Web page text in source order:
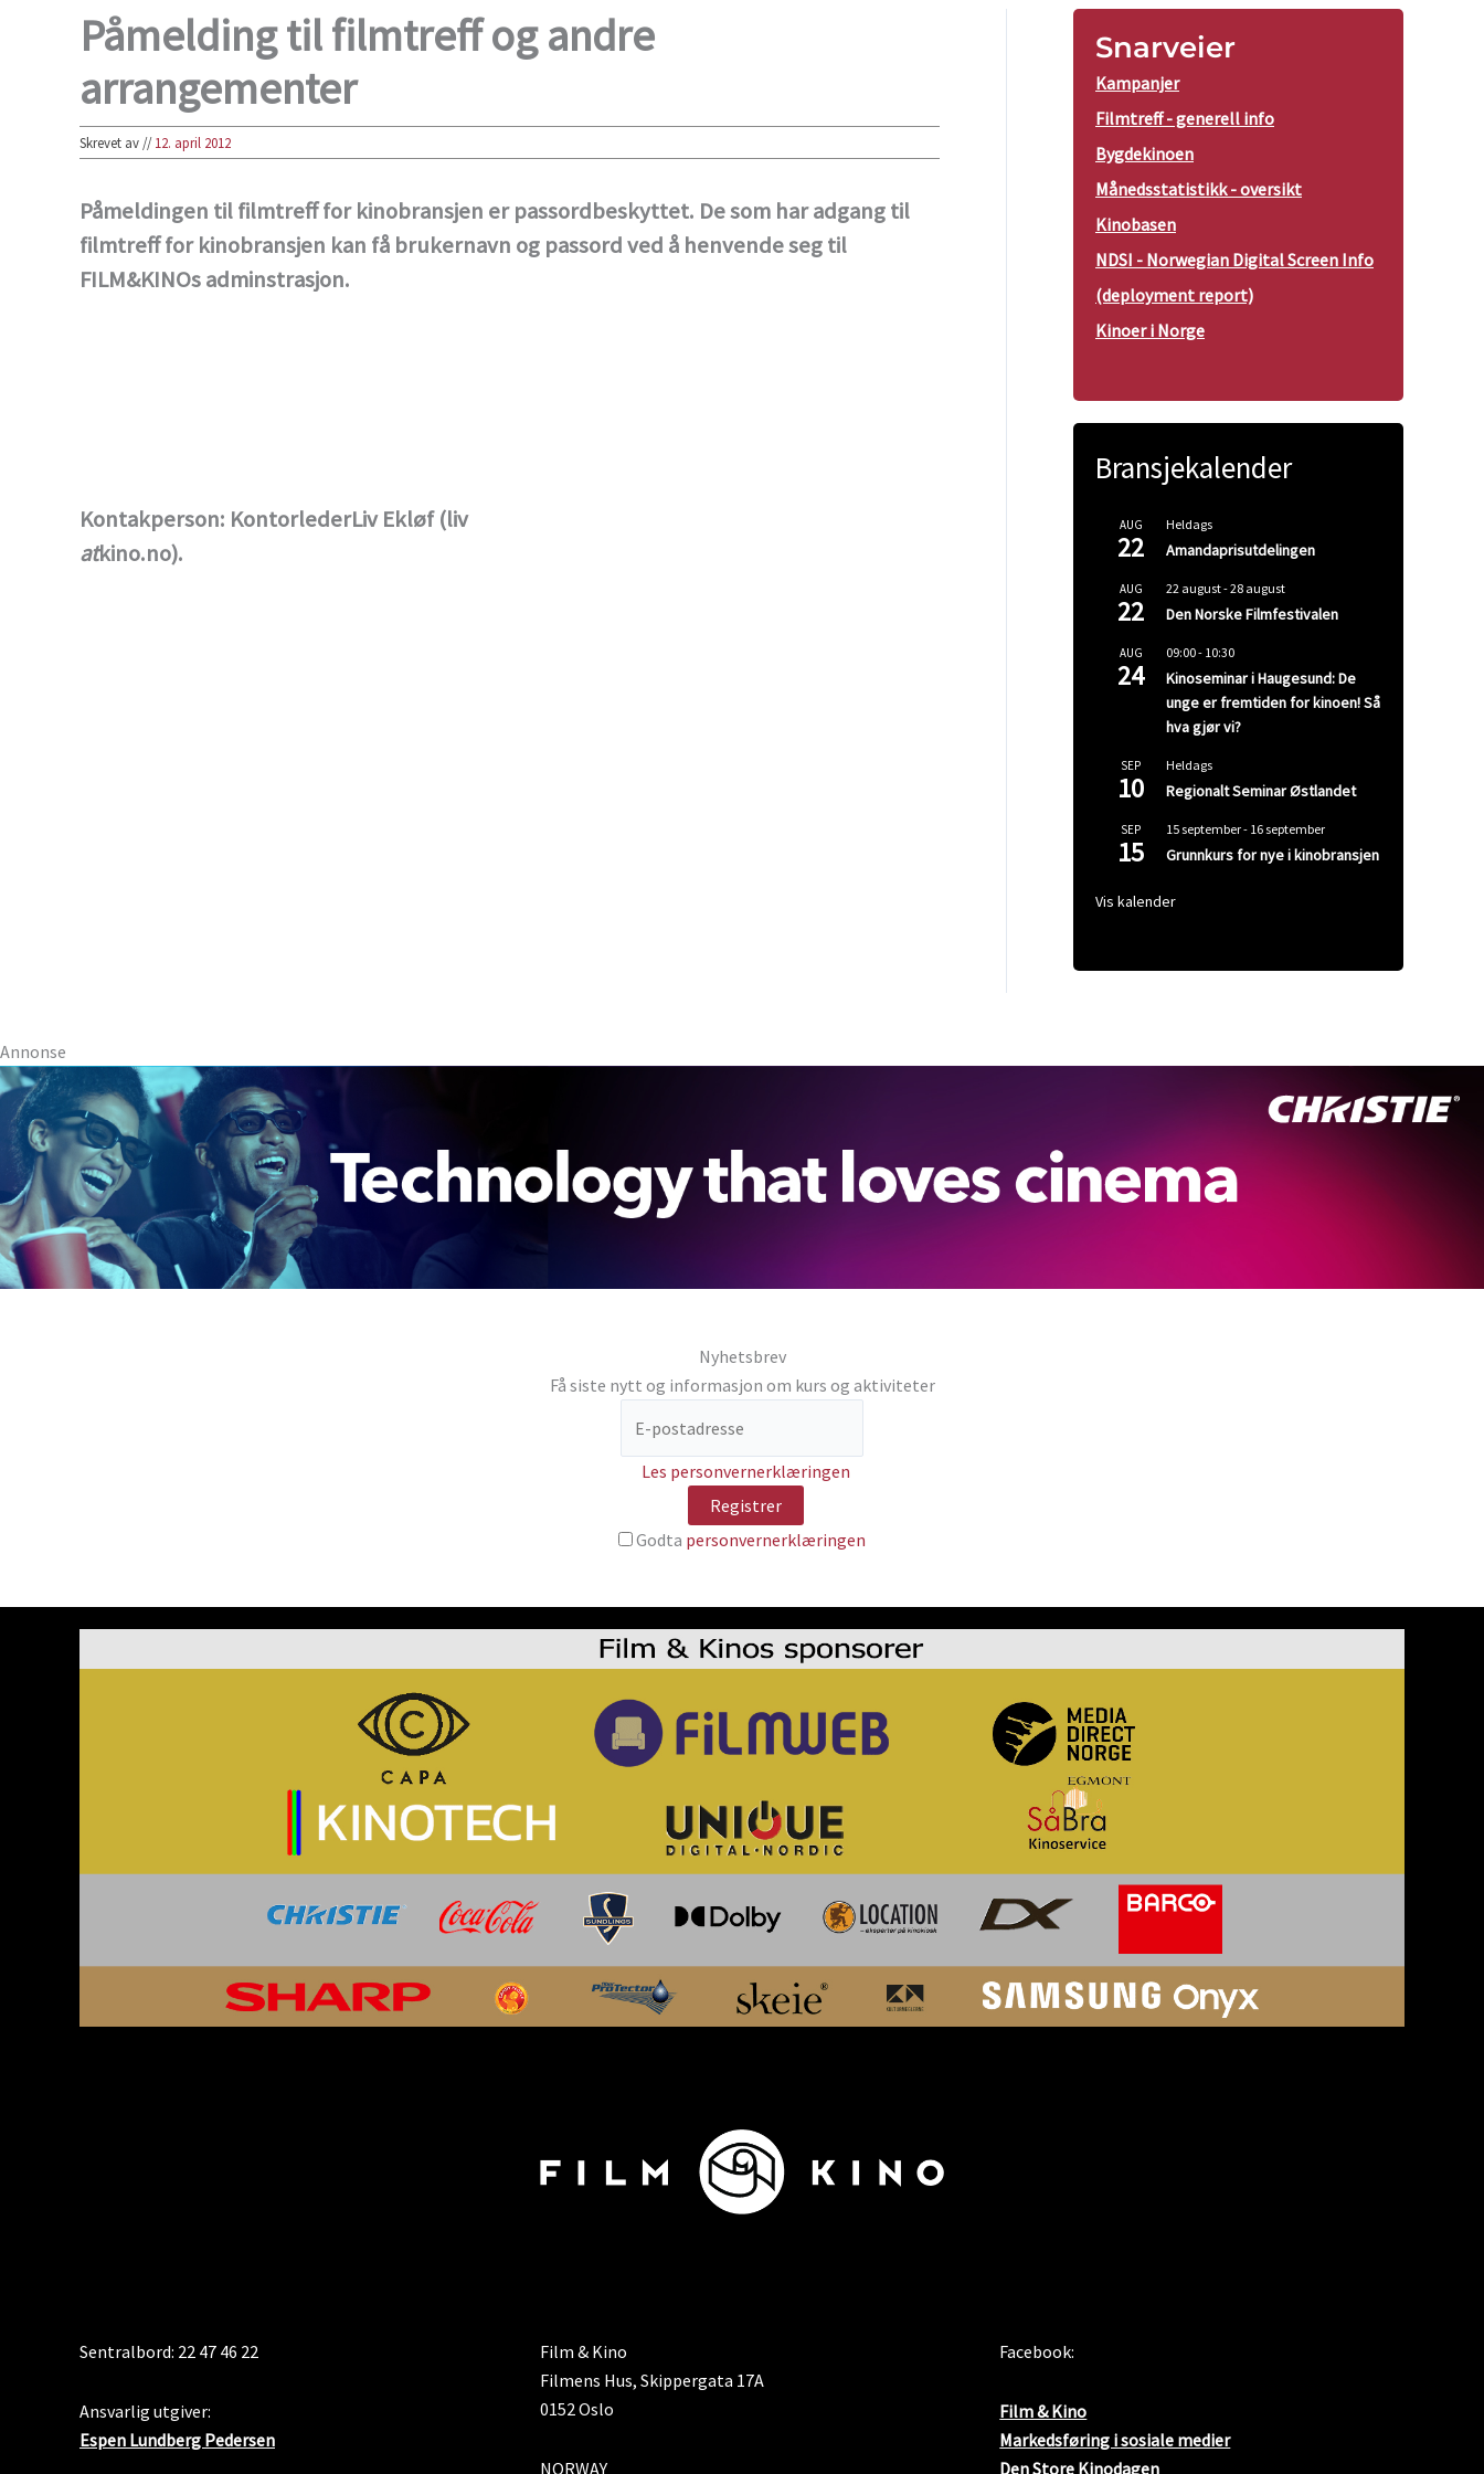
Påmelding til filmtreff og andre
arrangementer
Skrevet av//12. april 2012
Påmeldingen til filmtreff for kinobransjen er passordbeskyttet. De som har adgang til
filmtreff for kinobransjen kan få brukernavn og passord ved å henvende seg til
FILM&KINOs adminstrasjon.
Kontakperson: KontorlederLiv Ekløf (liv
atkino.no).
Snarveier
Kampanjer
Filmtreff - generell info
Bygdekinoen
Månedsstatistikk - oversikt
Kinobasen
NDSI - Norwegian Digital Screen Info
(deployment report)
Kinoer i Norge
Bransjekalender
AUG
22
Heldags
Amandaprisutdelingen
AUG
22
22 august-28 august
Den Norske Filmfestivalen
AUG
24
09:00- 10:30
Kinoseminar i Haugesund: De
unge er fremtiden for kinoen! Så
hva gjør vi?
SEP
10
Heldags
Regionalt Seminar Østlandet
SEP
15
15 september- 16 september
Grunnkurs for nye i kinobransjen
Vis kalender
Annonse
Nyhetsbrev
Få siste nytt og informasjon om kurs og aktiviteter
Les personvernerklæringen
Godta personvernerklæringen
Sentralbord: 22 47 46 22
Ansvarlig utgiver:
Espen Lundberg Pedersen
Film & Kino
Filmens Hus, Skippergata 17A
0152 Oslo
NORWAY
Facebook:
Film & Kino
Markedsføring i sosiale medier
Den Store Kinodagen